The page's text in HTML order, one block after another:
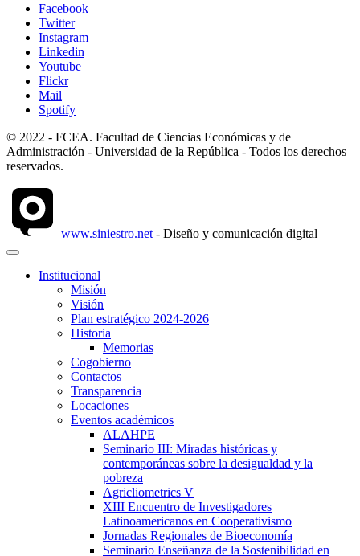
Facebook
Twitter
Instagram
Linkedin
Youtube
Flickr
Mail
Spotify
© 2022 - FCEA. Facultad de Ciencias Económicas y de
Administración - Universidad de la República - Todos los derechos
reservados.
www.siniestro.net - Diseño y comunicación digital
Institucional
Misión
Visión
Plan estratégico 2024-2026
Historia
Memorias
Cogobierno
Contactos
Transparencia
Locaciones
Eventos académicos
ALAHPE
Seminario III: Miradas históricas y
contemporáneas sobre la desigualdad y la
pobreza
Agricliometrics V
XIII Encuentro de Investigadores
Latinoamericanos en Cooperativismo
Jornadas Regionales de Bioeconomía
Seminario Enseñanza de la Sostenibilidad en